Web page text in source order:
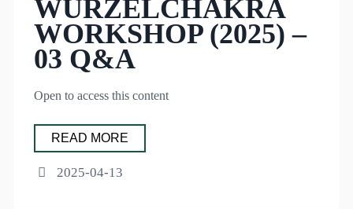
WURZELCHAKRA
WORKSHOP (2025) –
03 Q&A
Open to access this content
READ MORE
2025-04-13